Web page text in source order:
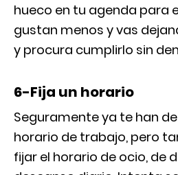
hueco en tu agenda para
gustan menos y vas
y procura cumplirlo sin
6-Fija un horario
Seguramente ya te han
horario de trabajo, pero
fijar el horario de ocio, de